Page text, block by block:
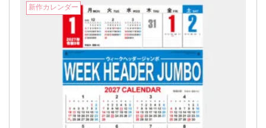
新作カレンダー